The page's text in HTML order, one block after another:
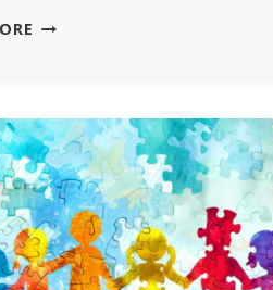
MERCK
I
GARDASIL
HPV-
VACCINFÖRSÖK
UTAN
ATT
INFORMERA
DELTAGARNA